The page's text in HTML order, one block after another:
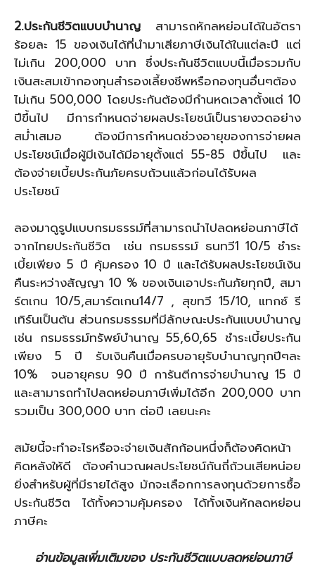
2.ประกันชีวิตแบบบำนาญ สามารถหักลหย่อนได้ในอัตรา
ร้อยละ 15 ของเงินได้ที่นำมาเสียภาษีเงินได้ในแต่ละปี แต่
ไม่เกิน 200,000 บาท ซึ่งประกันชีวิตแบบนี้เมื่อรวมกับ
เงินสะสมเข้ากองทุนสำรองเลี้ยงชีพหรือกองทุนอื่นๆต้อง
ไม่เกิน 500,000 โดยประกันต้องมีกำนหดเวลาตั้งแต่ 10
ปีขึ้นไป มีการกำหนดจ่ายผลประโยชน์เป็นรายงวดอย่าง
สม่ำเสมอ ต้องมีการกำหนดช่วงอายุของการจ่ายผล
ประโยชน์เมื่อผู้มีเงินได้มีอายุตั้งแต่ 55-85 ปีขึ้นไป และ
ต้องจ่ายเบี้ยประกันภัยครบถ้วนแล้วก่อนได้รับผล
ประโยชน์
ลองมาดูรูปแบบกรมธรรม์ที่สามารถนำไปลดหย่อนภาษีได้
จากไทยประกันชีวิต เช่น กรมธรรม์ ธนทวี1 10/5 ชำระ
เบี้ยเพียง 5 ปี คุ้มครอง 10 ปี และได้รับผลประโยชน์เงิน
คืนระหว่างสัญญา 10 % ของเงินเอาประกันภัยทุกปี, สมา
ร์ตเกน 10/5,สมาร์ตเกน14/7 , สุขทวี 15/10, แทกซ์ รี
เทิร์นเป็นต้น ส่วนกรมธรรมที่มีลักษณะประกันแบบบำนาญ
เช่น กรมธรรม์ทรัพย์บำนาญ 55,60,65 ชำระเบี้ยประกัน
เพียง 5 ปี รับเงินคืนเมื่อครบอายุรับบำนาญทุกปีๆละ
10% จนอายุครบ 90 ปี การันตีการจ่ายบำนาญ 15 ปี
และสามารถทำไปลดหย่อนภาษีเพิ่มได้อีก 200,000 บาท
รวมเป็น 300,000 บาท ต่อปี เลยนะคะ
สมัยนี้จะทำอะไรหรือจะจ่ายเงินสักก้อนหนึ่งก็ต้องคิดหน้า
คิดหลังให้ดี ต้องคำนวณผลประโยชน์กันถี่ถ้วนเสียหน่อย
ยิ่งสำหรับผู้ที่มีรายได้สูง มักจะเลือกการลงทุนด้วยการซื้อ
ประกันชีวิต ได้ทั้งความคุ้มครอง ได้ทั้งเงินหักลดหย่อน
ภาษีคะ
อ่านข้อมูลเพิ่มเติมของ ประกันชีวิตแบบลดหย่อนภาษี